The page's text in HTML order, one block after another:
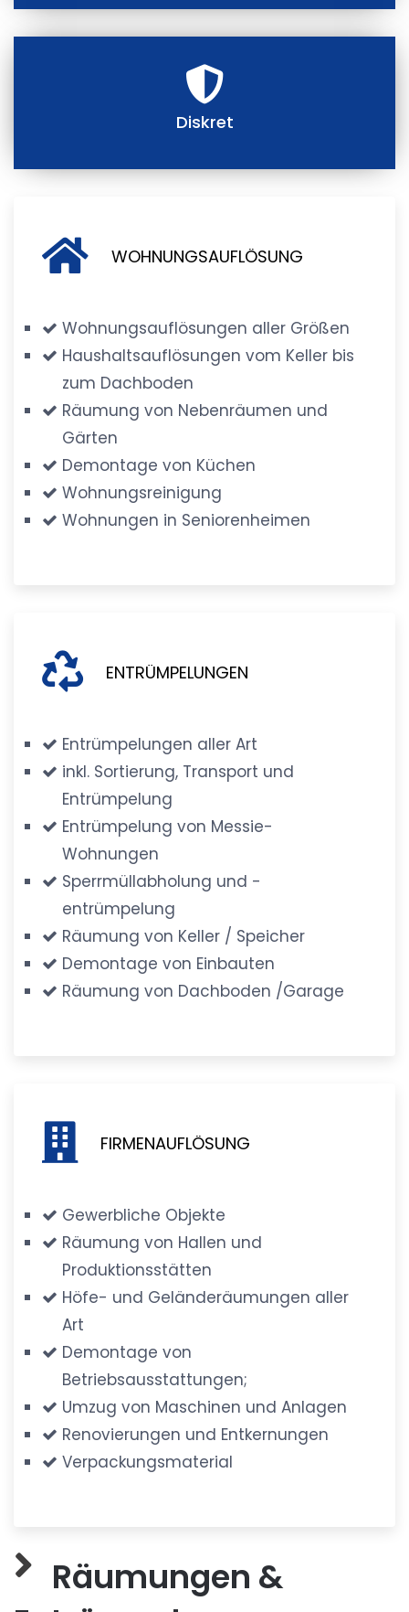
Diskret
WOHNUNGSAUFLÖSUNG
Wohnungsauflösungen aller Größen
Haushaltsauflösungen vom Keller bis
zum Dachboden
Räumung von Nebenräumen und
Gärten
Demontage von Küchen
Wohnungsreinigung
Wohnungen in Seniorenheimen
ENTRÜMPELUNGEN
Entrümpelungen aller Art
inkl. Sortierung, Transport und
Entrümpelung
Entrümpelung von Messie-
Wohnungen
Sperrmüllabholung und -
entrümpelung
Räumung von Keller / Speicher
Demontage von Einbauten
Räumung von Dachboden /Garage
FIRMENAUFLÖSUNG
Gewerbliche Objekte
Räumung von Hallen und
Produktionsstätten
Höfe- und Geländeräumungen aller
Art
Demontage von
Betriebsausstattungen;
Umzug von Maschinen und Anlagen
Renovierungen und Entkernungen
Verpackungsmaterial
Räumungen &